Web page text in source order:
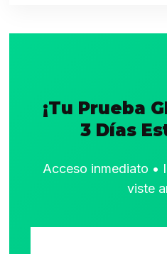
¡Tu Prueba
3 Días
Acceso inmediato •
viste